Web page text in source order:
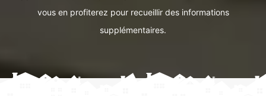
vous en profiterez pour recueillir des informations
supplémentaires.